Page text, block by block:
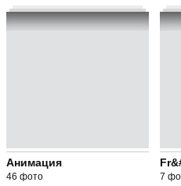
Анимация
46 фото 7